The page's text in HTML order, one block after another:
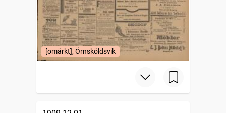
[omärkt], Örnsköldsvik